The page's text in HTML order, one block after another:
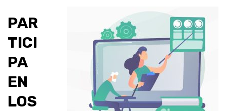
PAR
TICI
PA
EN
LOS